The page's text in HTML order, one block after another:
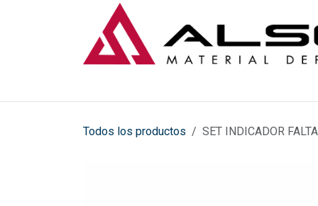
Todos los productos SET INDICADOR